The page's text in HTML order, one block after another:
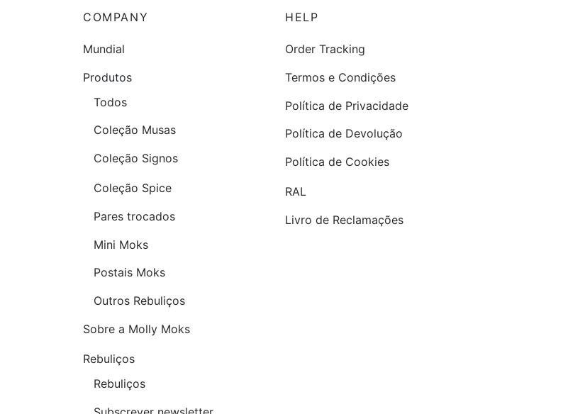
COMPANY
Mundial
Produtos
Todos
Coleção Musas
Coleção Signos
Coleção Spice
Pares trocados
Mini Moks
Postais Moks
Outros Rebuliços
Sobre a Molly Moks
Rebuliços
Rebuliços
HELP
Order Tracking
Termos e Condições
Política de Privacidade
Política de Devolução
Política de Cookies
RAL
Livro de Reclamações